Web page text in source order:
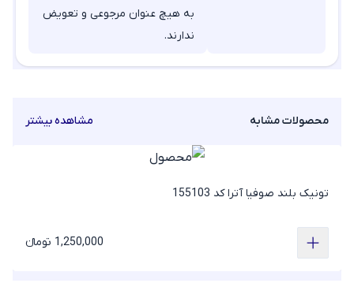
به هیچ عنوان مرجوعی و تعویض
ندارند.
محصولات مشابه مشاهده بیشتر
تونیک بلند صوفیا آترا کد 155103
1,250,000 تومانء